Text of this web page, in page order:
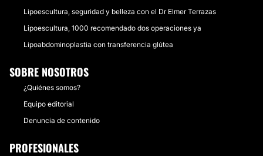
Lipoescultura, seguridad y belleza con el Dr Elmer Terrazas
Lipoescultura, 1000 recomendado dos operaciones ya
Lipoabdominoplastia con transferencia glútea
SOBRE NOSOTROS
¿Quiénes somos?
Equipo editorial
Denuncia de contenido
PROFESIONALES